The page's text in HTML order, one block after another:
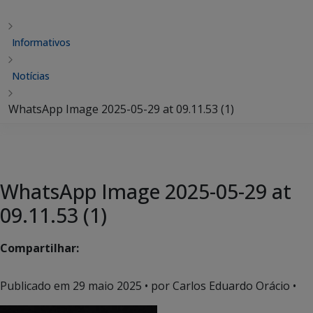
Informativos
Notícias
WhatsApp Image 2025-05-29 at 09.11.53 (1)
WhatsApp Image 2025-05-29 at
09.11.53 (1)
Compartilhar:
Publicado em 29 maio 2025 • por Carlos Eduardo Orácio •